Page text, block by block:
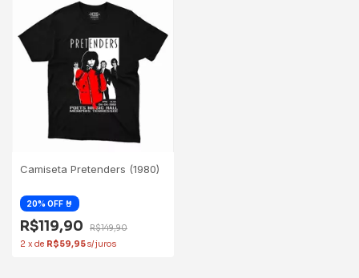
Camiseta Pretenders (1980)
R$119,90
R$149,90
2 x de R$59,95